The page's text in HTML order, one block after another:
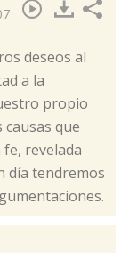
deseos al
a la
propio
que
revelada
día tendremos